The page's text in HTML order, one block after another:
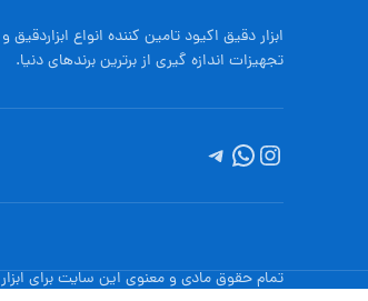
ابزار دقیق اکیود تامین کننده انواع ابزاردقيق و
تجهيزات اندازه گیری از برترین برندهای دنیا.
تمام حقوق مادی و معنوی این سایت برای